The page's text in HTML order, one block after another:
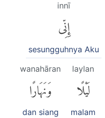
innī
إِنِّى
sesungguhnya Aku
laylan
لَيْلًا
malam
wanahāran
وَنَهَارًا
dan siang